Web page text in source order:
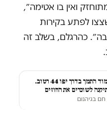
ואין בו אטימה״,
לפתע בקירות
כהרגלם, בשלב זה
חברת ״פירר״ ידעה שעמוד התמך בדרך יפו 44 רטוב.
לשוכרים את החוזים
בגיהנום